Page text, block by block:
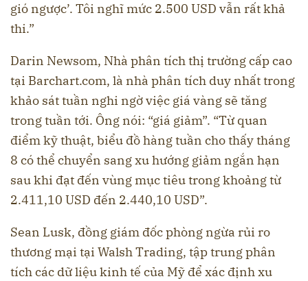
gió ngược’. Tôi nghĩ mức 2.500 USD vẫn rất khả
thi.”
Darin Newsom, Nhà phân tích thị trường cấp cao
tại Barchart.com, là nhà phân tích duy nhất trong
khảo sát tuần nghi ngờ việc giá vàng sẽ tăng
trong tuần tới. Ông nói: “giá giảm”. “Từ quan
điểm kỹ thuật, biểu đồ hàng tuần cho thấy tháng
8 có thể chuyển sang xu hướng giảm ngắn hạn
sau khi đạt đến vùng mục tiêu trong khoảng từ
2.411,10 USD đến 2.440,10 USD”.
Sean Lusk, đồng giám đốc phòng ngừa rủi ro
thương mại tại Walsh Trading, tập trung phân
tích các dữ liệu kinh tế của Mỹ để xác định xu